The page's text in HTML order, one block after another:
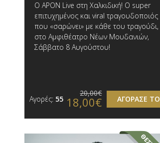
Ο APON Live στη Χαλκιδική! Ο super
επιτυχημένος και viral τραγουδοποιός
που «σαρώνει» με κάθε του τραγούδι,
στο Αμφιθέατρο Νέων Μουδανιών,
Σάββατο 8 Αυγούστου!
Αγορές: 55 ΑΓΟΡΑΣΕ ΤΟ
20,00€
18,00€